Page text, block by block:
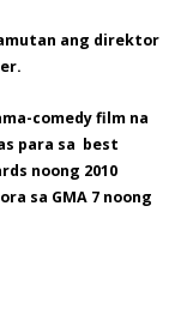
ang direktor
comedy film na
para sa best
noong 2010
sa GMA 7 noong